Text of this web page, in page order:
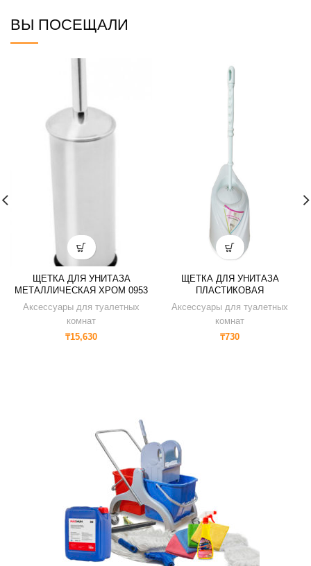
ВЫ ПОСЕЩАЛИ
ЩЕТКА ДЛЯ УНИТАЗА
МЕТАЛЛИЧЕСКАЯ ХРОМ 0953
Аксессуары для туалетных
комнат
₸15,630
ЩЕТКА ДЛЯ УНИТАЗА
ПЛАСТИКОВАЯ
Аксессуары для туалетных
комнат
₸730